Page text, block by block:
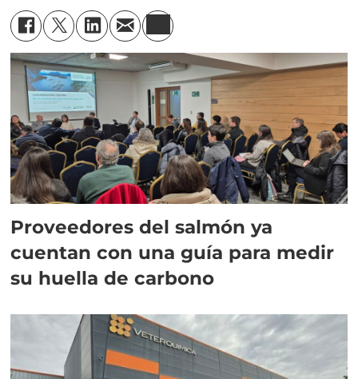
Proveedores del salmón ya
cuentan con una guía para medir
su huella de carbono